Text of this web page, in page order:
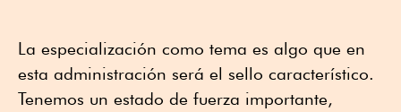
La especialización como tema es algo que en
esta administración será el sello característico.
Tenemos un estado de fuerza importante,